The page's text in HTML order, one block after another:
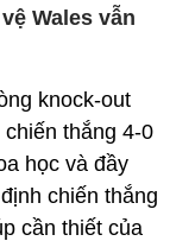
Wales vẫn
knock-out
thắng 4-0
học và đầy
chiến thắng
cần thiết của